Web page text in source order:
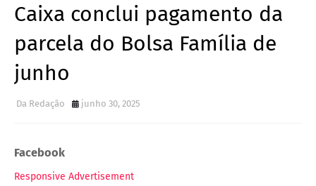
Caixa conclui pagamento da
parcela do Bolsa Família de
junho
Da Redação junho 30, 2025
Facebook
Responsive Advertisement